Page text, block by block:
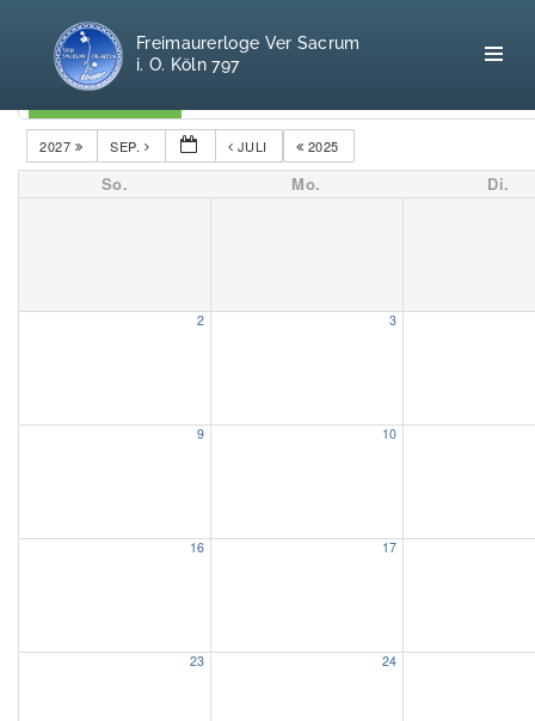
Freimaurerloge Ver Sacrum
i. O. Köln 797
Kategorien
2025
JULI
SEP.
2027
So. Mo. Di.
2 3
9 10
16 17
23 24